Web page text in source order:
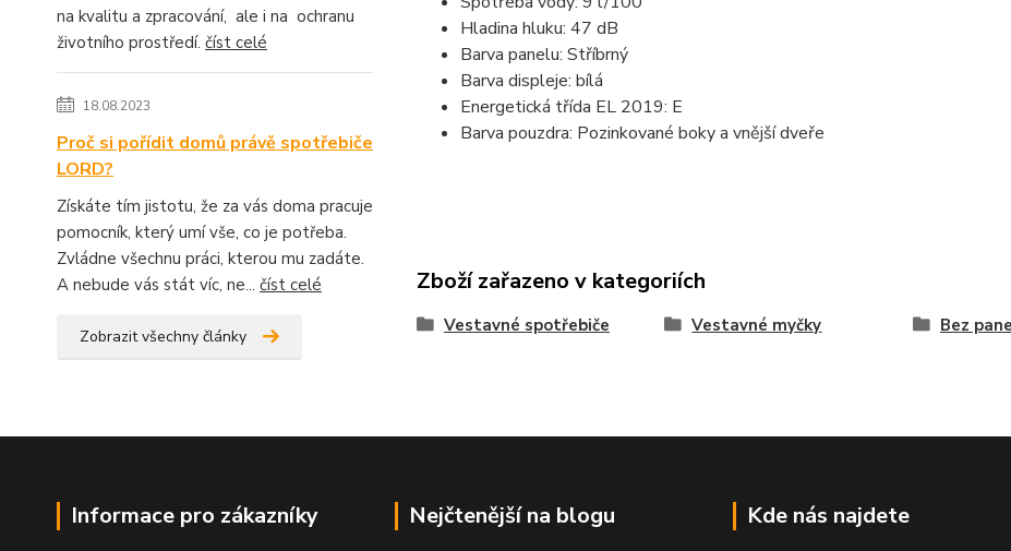
na kvalitu a zpracování, ale i na ochranu
životního prostředí. číst celé
18.08.2023
Proč si pořídit domů právě spotřebiče
LORD?
Získáte tím jistotu, že za vás doma pracuje
pomocník, který umí vše, co je potřeba.
Zvládne všechnu práci, kterou mu zadáte.
A nebude vás stát víc, ne... číst celé
Zobrazit všechny články
Hladina hluku: 47 dB
Barva panelu: Stříbrný
Barva displeje: bílá
Energetická třída EL 2019: E
Barva pouzdra: Pozinkované boky a vnější dveře
Zboží zařazeno v kategoriích
Vestavné spotřebiče Vestavné myčky Bez
Informace pro zákazníky Nejčtenější na blogu Kde nás najdete